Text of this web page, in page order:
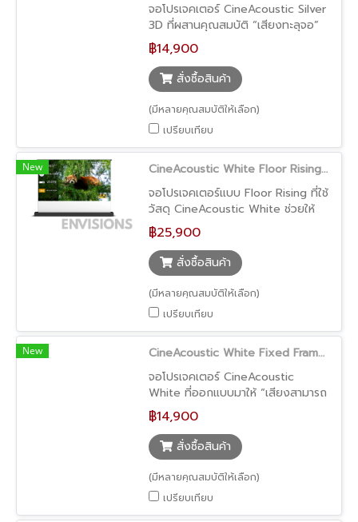
จอโปรเจคเตอร์ CineAcoustic Silver
3D ที่ผสานคุณสมบัติ “เสียงทะลุจอ”
เข้ากับผิวจอแบบ Silver ที่ช่วยเพิ่ม
ความสว่างของภาพ เหมาะสำหรับการ
รับชมคอนเทนต์ 3D และ 4K ให้ทั้ง
ภาพที่สว่าง คมชัด และเสียงที่ออก
ตรงตำแหน่งภาพ เสมือนประสบการณ์
ในโรงภาพยนตร์
฿14,900
สั่งซื้อสินค้า
(มีหลายคุณสมบัติให้เลือก)
เปรียบเทียบ
New
CineAcoustic White Floor Rising Screen (จอโปรเจคเตอร์ทะลุเสียง เลื่อนขึ้นจากพื้น ซ่อนเก็บได้ รองรับลำโพงหลังจอ)
จอโปรเจคเตอร์แบบ Floor Rising ที่ใช้
วัสดุ CineAcoustic White ช่วยให้
เสียงสามารถทะลุผ่านจอได้ รองรับการ
ติดตั้งลำโพงด้านหลังจอ เพื่อสร้าง
ประสบการณ์เสียงที่ตรงตำแหน่งภาพ
ตัวจอสามารถเลื่อนขึ้นจากพื้นอัตโนมัติ
พร้อมดีไซน์ซ่อนเก็บได้ เหมาะสำหรับ
บ้านที่ต้องการทั้งคุณภาพและความ
เรียบร้อย
฿25,900
สั่งซื้อสินค้า
(มีหลายคุณสมบัติให้เลือก)
เปรียบเทียบ
New
CineAcoustic White Fixed Frame Screen (จอโปรเจคเตอร์ทะลุเสียง วางลำโพงหลังจอได้ ขอบบางเพียง 1 ซม.)
จอโปรเจคเตอร์ CineAcoustic
White ที่ออกแบบมาให้ “เสียงสามารถ
ทะลุผ่านจอได้” ช่วยให้สามารถติดตั้ง
ลำโพงไว้ด้านหลังจอ ทำให้เสียงออก
มาตรงกับตำแหน่งภาพเหมือนในโรง
ภาพยนตร์ ให้ทั้งภาพและเสียงสมจริง
ยิ่งขึ้น พร้อมผิวจอสีขาวที่ให้สีตรงและ
เป็นธรรมชาติ
฿14,900
สั่งซื้อสินค้า
(มีหลายคุณสมบัติให้เลือก)
เปรียบเทียบ